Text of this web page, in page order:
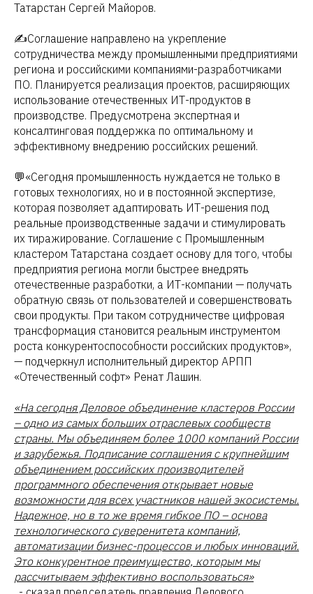
Татарстан Сергей Майоров.
✍️Соглашение направлено на укрепление
сотрудничества между промышленными предприятиями
региона и российскими компаниями-разработчиками
ПО. Планируется реализация проектов, расширяющих
использование отечественных ИТ-продуктов в
производстве. Предусмотрена экспертная и
консалтинговая поддержка по оптимальному и
эффективному внедрению российских решений.
💬«Сегодня промышленность нуждается не только в
готовых технологиях, но и в постоянной экспертизе,
которая позволяет адаптировать ИТ-решения под
реальные производственные задачи и стимулировать
их тиражирование. Соглашение с Промышленным
кластером Татарстана создает основу для того, чтобы
предприятия региона могли быстрее внедрять
отечественные разработки, а ИТ-компании — получать
обратную связь от пользователей и совершенствовать
свои продукты. При таком сотрудничестве цифровая
трансформация становится реальным инструментом
роста конкурентоспособности российских продуктов»,
— подчеркнул исполнительный директор АРПП
«Отечественный софт» Ренат Лашин.
«На сегодня Деловое объединение кластеров России
– одно из самых больших отраслевых сообществ
страны. Мы объединяем более 1000 компаний России
и зарубежья. Подписание соглашения с крупнейшим
объединением российских производителей
программного обеспечения открывает новые
возможности для всех участников нашей экосистемы.
Надежное, но в то же время гибкое ПО – основа
технологического суверенитета компаний,
автоматизации бизнес-процессов и любых инноваций.
Это конкурентное преимущество, которым мы
рассчитываем эффективно воспользоваться»